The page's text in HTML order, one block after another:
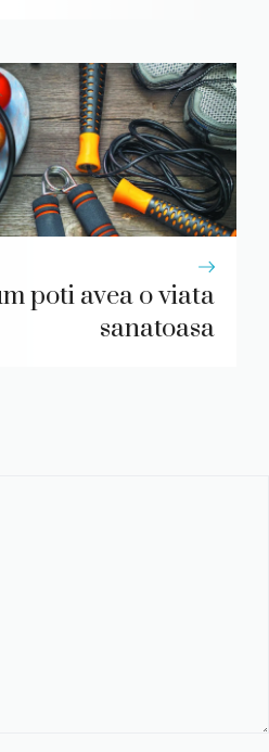
poti avea o viata
sanatoasa